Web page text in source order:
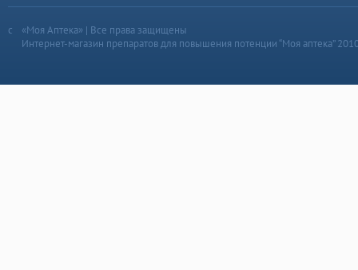
«Моя Аптека» | Все права защищены
Интернет-магазин препаратов для повышения потенции “Моя аптека”